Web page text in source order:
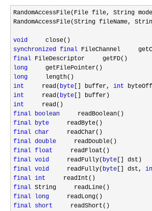
RandomAccessFile(File file, String
RandomAccessFile(String fileName,
void
synchronized final
final
long
long
int
     read(
byte [] buffer, int
int
     read(
byte
int
final boolean
final byte
final char
final double
final float
final void
     readFully(
byte
final void
     readFully(
byte [] dst,
final int
final
final
long
final short